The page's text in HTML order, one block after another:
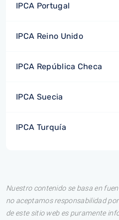
IPCA Portugal
IPCA Reino Unido
IPCA República Checa
IPCA Suecia
IPCA Turquía
Nuestro contenido se basa en
no aceptamos responsabilidad
de este sitio web es puramente